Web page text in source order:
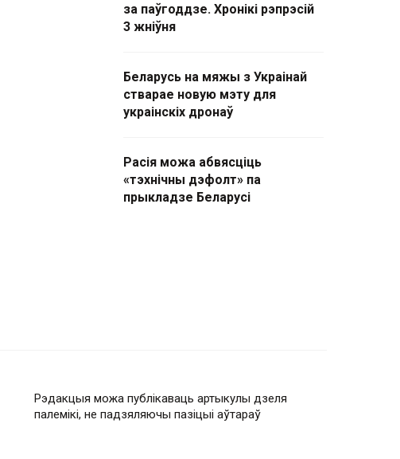
за паўгоддзе. Хронікі рэпрэсій
3 жніўня
Беларусь на мяжы з Украінай
стварае новую мэту для
украінскіх дронаў
Расія можа абвясціць
«тэхнічны дэфолт» па
прыкладзе Беларусі
Рэдакцыя можа публікаваць артыкулы дзеля
палемікі, не падзяляючы пазіцыі аўтараў